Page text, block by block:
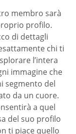
membro sarà
profilo.
di dettagli
chi ti
l’intera
immagine che
segmento del
da un cuore.
a quel
del suo profilo
ti piace quello